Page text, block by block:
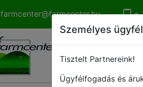
farmcenter@farmcenter.hu +
Személyes
Tisztelt Partnereink!
Ügyfélfogadás és